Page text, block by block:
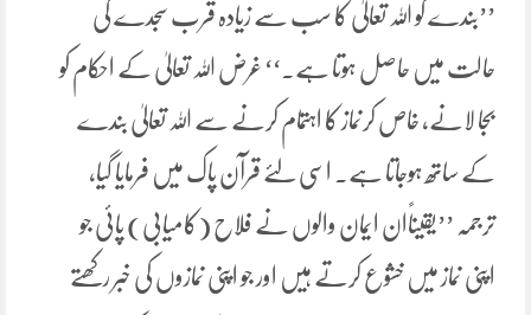
’’بندے کو اللہ تعالیٰ کا سب سے زیادہ قرب سجدے کی
حالت میں حاصل ہوتا ہے۔‘‘ غرض اللہ تعالیٰ کے احکام کو
بجا لانے، خاص کرنماز کا اہتمام کرنے سے اللہ تعالیٰ بندے
کے ساتھ ہوجاتا ہے۔ اسی لئے قرآن پاک میں فرمایا گیا،
ترجمہ ’’یقیناًان ایمان والوں نے فلاح (کامیابی) پائی جو
اپنی نماز میں خشوع کرتے ہیں اور جو اپنی نمازوں کی خبر رکھتے